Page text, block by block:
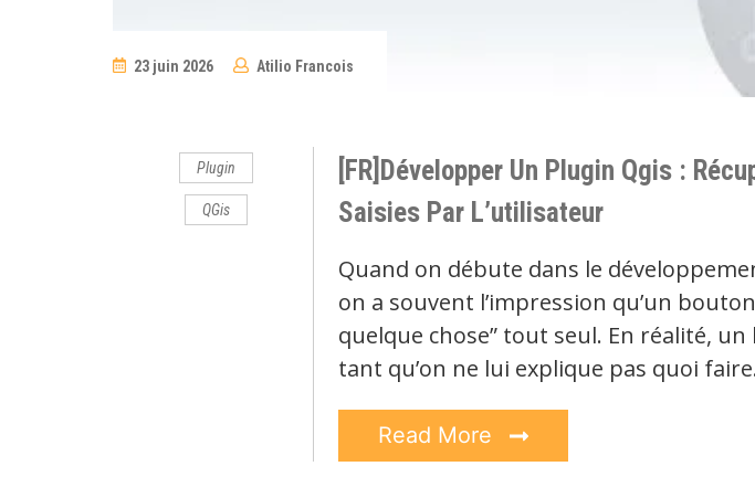
23 juin 2026 Atilio Francois
Plugin
QGis
[FR]Développer Un Plugin Qgis :
Saisies Par L’utilisateur
Quand on débute dans le
on a souvent l’impression qu’un
quelque chose” tout seul. En réalité,
tant qu’on ne lui explique pas quoi
Read More